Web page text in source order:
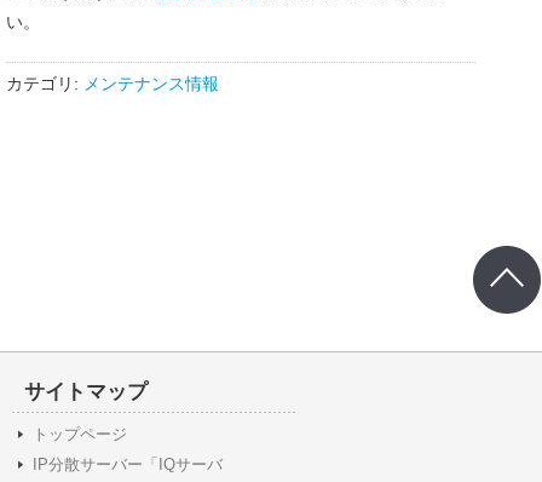
い。
カテゴリ: メンテナンス情報
サイトマップ
トップページ
IP分散サーバー「IQサーバ